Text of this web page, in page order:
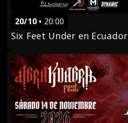
20/10 20:00
Six Feet Under en Ecuador